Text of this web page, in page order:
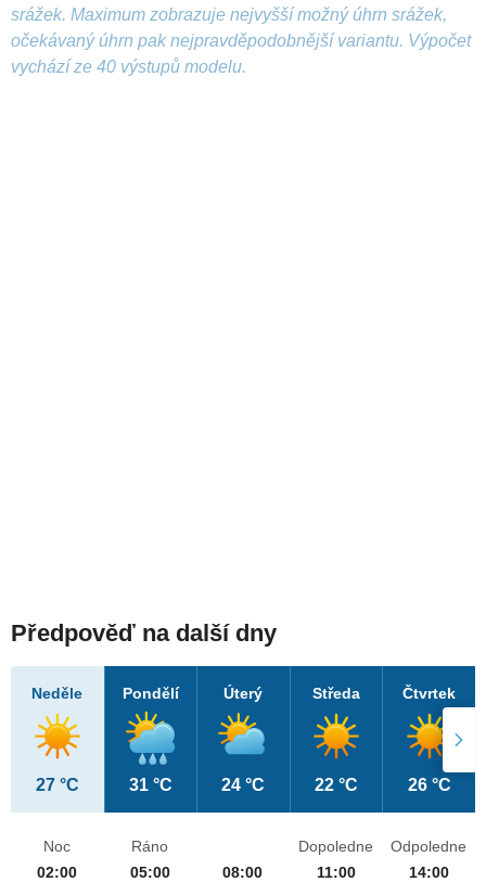
srážek. Maximum zobrazuje nejvyšší možný úhrn srážek,
očekávaný úhrn pak nejpravděpodobnější variantu. Výpočet
vychází ze 40 výstupů modelu.
Předpověď na další dny
Neděle
27 °C
Pondělí
31 °C
Úterý
24 °C
Středa
22 °C
Čtvrtek
26 °C
Noc
02:00
Ráno
05:00
08:00
Dopoledne
11:00
Odpoledne
14:00